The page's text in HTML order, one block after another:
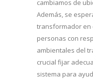
cambiamos de
Además, se
transformador en
personas con
ambientales del
crucial fijar
sistema para